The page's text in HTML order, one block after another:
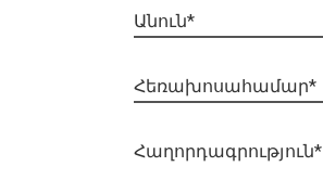
Անուն*
Հեռախոսահամար*
Հաղորդագրություն*